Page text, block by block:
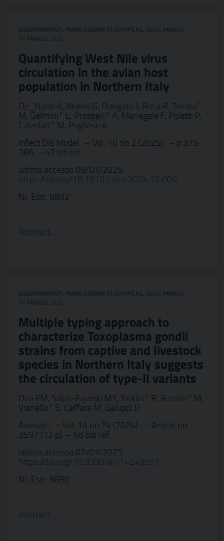
AGGIORNAMENTI, PUBBLICAZIONI SCIENTIFICHE, 2025, MAGGIO
31 MAGGIO 2025
Quantifying West Nile virus
circulation in the avian host
population in Northern Italy
De_Nardi A, Marini G, Dorigatti I, Rosà R, Tamba°
M, Gelmini° L, Prosperi° A, Menegale F, Poletti P,
Calzolari° M, Pugliese A
Infect Dis Model . – Vol. 10 no 2 (2025) . – p 375-
386. – 42 bib ref
ultimo accesso 08/01/2025
https://doi.org/10.1016/j.idm.2024.12.009
Nr. Estr. 9892
Abstract…
AGGIORNAMENTI, PUBBLICAZIONI SCIENTIFICHE, 2025, MAGGIO
31 MAGGIO 2025
Multiple typing approach to
characterize Toxoplasma gondii
strains from captive and livestock
species in Northern Italy suggests
the circulation of type-II variants
Dini FM, Salas-Fajardo MY, Taddei° R, Ramini° M,
Vianello° S, Caffara M, Galuppi R
Animals . – Vol. 14 no 24 (2024) . – Article no.
3597 (12 p). – 68 bib ref
ultimo accesso 07/01/2025
https://doi.org/10.3390/ani14243597
Nr. Estr. 9890
Abstract…